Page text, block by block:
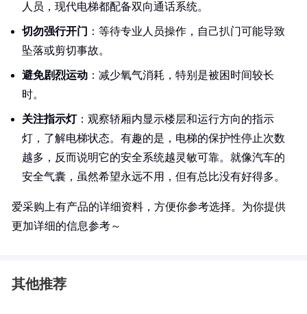
人员，现代电梯都配备双向通话系统。
切勿强行开门 ：等待专业人员操作，自己扒门可能导致
坠落或剪切事故。
避免剧烈运动 ：减少氧气消耗，特别是被困时间较长
时。
关注指示灯：观察轿厢内显示楼层和运行方向的指示
灯，了解电梯状态。有趣的是，电梯的保护性停止次数
越多，反而说明它的安全系统越灵敏可靠。就像汽车的
安全气囊，虽然希望永远不用，但有总比没有好得多。
爱采购上有产品的详细资料，方便你参考选择。为你提供
更加详细的信息参考～
其他推荐